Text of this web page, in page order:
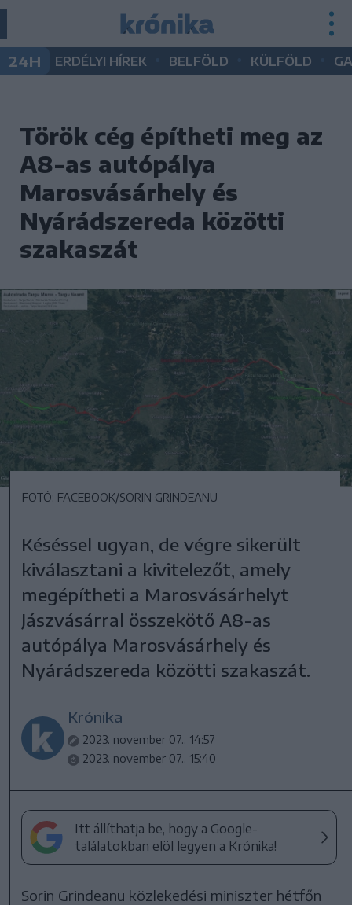
24H ERDÉLYI HÍREK BELFÖLD KÜLFÖLD
Török cég építheti meg az
A8-as autópálya
Marosvásárhely és
Nyárádszereda közötti
szakaszát
FOTÓ: FACEBOOK/SORIN GRINDEANU
Késéssel ugyan, de végre sikerült
kiválasztani a kivitelezőt, amely
megépítheti a Marosvásárhelyt
Jászvásárral összekötő A8-as
autópálya Marosvásárhely és
Nyárádszereda közötti szakaszát.
Krónika
2023. november 07., 14:57
2023. november 07., 15:40
Itt állíthatja be, hogy a Google-
találatokban elöl legyen a Krónika!
Sorin Grindeanu közlekedési miniszter hétfőn